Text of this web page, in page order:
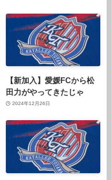
【新加入】愛媛FCから松
田力がやってきたじゃ
2024年12月26日